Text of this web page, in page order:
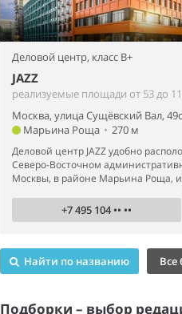
Деловой центр, класс B+
JAZZ
реализуемые площади от 53 до
Москва, улица Сущёвский Вал,
Марьина Роща • 270 м
Деловой центр JAZZ удобно
Северо-Восточном
Москвы, в районе Марьина Роща,
+7 495 104 •• ••
Найти по названию Все
Подборки – выбор